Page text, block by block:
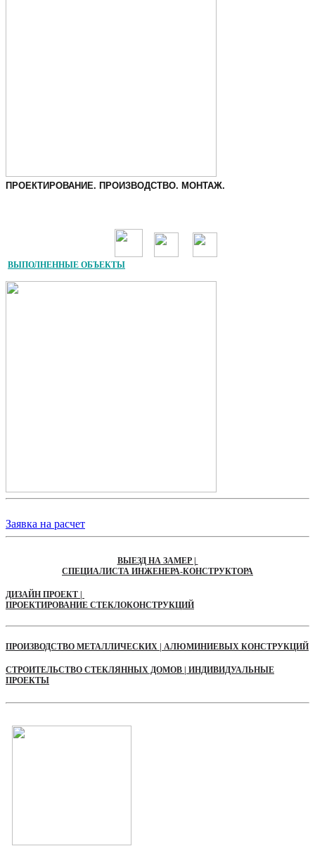
ПРОЕКТИРОВАНИЕ. ПРОИЗВОДСТВО. МОНТАЖ.
ВЫПОЛНЕННЫЕ ОБЪЕКТЫ
Заявка на расчет
ВЫЕЗД НА ЗАМЕР |
СПЕЦИАЛИСТА ИНЖЕНЕРА-КОНСТРУКТОРА
ДИЗАЙН ПРОЕКТ |
ПРОЕКТИРОВАНИЕ СТЕКЛОКОНСТРУКЦИЙ
ПРОИЗВОДСТВО МЕТАЛЛИЧЕСКИХ | АЛЮМИНИЕВЫХ КОНСТРУКЦИЙ
СТРОИТЕЛЬСТВО СТЕКЛЯННЫХ ДОМОВ | ИНДИВИДУАЛЬНЫЕ
ПРОЕКТЫ